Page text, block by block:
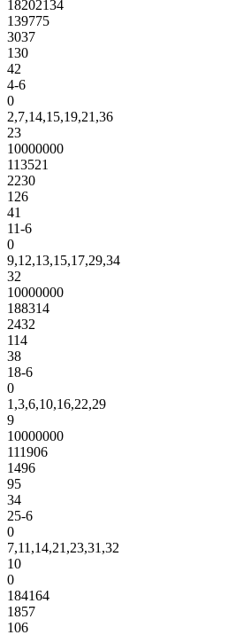
18202134
139775
3037
130
42
4-6
0
2,7,14,15,19,21,36
23
10000000
113521
2230
126
41
11-6
0
9,12,13,15,17,29,34
32
10000000
188314
2432
114
38
18-6
0
1,3,6,10,16,22,29
9
10000000
111906
1496
95
34
25-6
0
7,11,14,21,23,31,32
10
0
184164
1857
106